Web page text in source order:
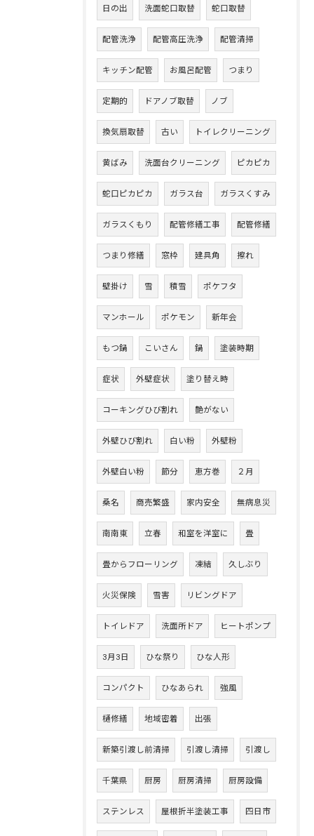
日の出 洗面蛇口取替 蛇口取替
配管洗浄 配管高圧洗浄 配管清掃
キッチン配管 お風呂配管 つまり
定期的 ドアノブ取替 ノブ
換気扇取替 古い トイレクリーニング
黄ばみ 洗面台クリーニング ピカピカ
蛇口ピカピカ ガラス台 ガラスくすみ
ガラスくもり 配管修繕工事 配管修繕
つまり修繕 窓枠 建具角 擦れ
壁掛け 雪 積雪 ポケフタ
マンホール ポケモン 新年会
もつ鍋 こいさん 鍋 塗装時期
症状 外壁症状 塗り替え時
コーキングひび割れ 艶がない
外壁ひび割れ 白い粉 外壁粉
外壁白い粉 節分 恵方巻 ２月
桑名 商売繁盛 家内安全 無病息災
南南東 立春 和室を洋室に 畳
畳からフローリング 凍結 久しぶり
火災保険 雪害 リビングドア
トイレドア 洗面所ドア ヒートポンプ
3月3日 ひな祭り ひな人形
コンパクト ひなあられ 強風
樋修繕 地域密着 出張
新築引渡し前清掃 引渡し清掃 引渡し
千葉県 厨房 厨房清掃 厨房設備
ステンレス 屋根折半塗装工事 四日市